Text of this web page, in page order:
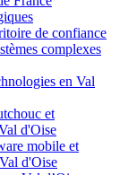
de confiance
complexes
en Val
et
d'Oise
mobile et
d'Oise